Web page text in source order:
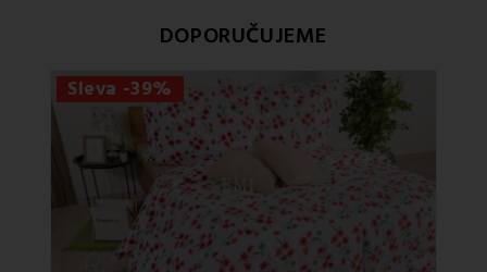
DOPORUČUJEME
Sleva -39%